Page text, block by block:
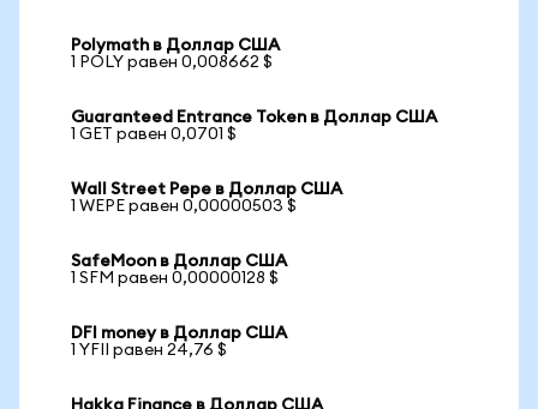
Polymath в Доллар США
1 POLY равен 0,008662 $
Guaranteed Entrance Token в Доллар США
1 GET равен 0,0701 $
Wall Street Pepe в Доллар США
1 WEPE равен 0,00000503 $
SafeMoon в Доллар США
1 SFM равен 0,00000128 $
DFI money в Доллар США
1 YFII равен 24,76 $
Hakka Finance в Доллар США